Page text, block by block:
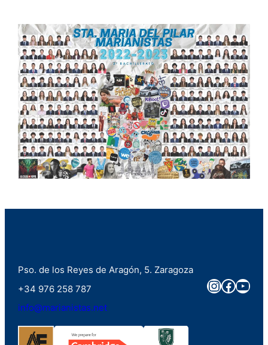
Pso. de los Reyes de Aragón, 5. Zaragoza
+34 976 258 787
info@marianistas.net